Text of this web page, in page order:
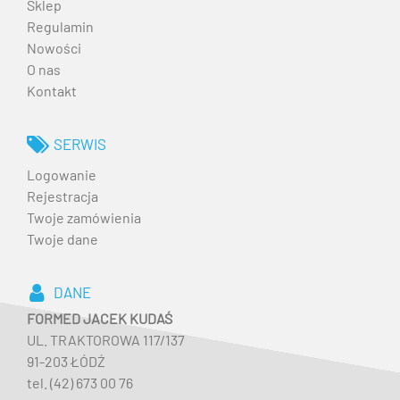
Sklep
Regulamin
Nowości
O nas
Kontakt
SERWIS
Logowanie
Rejestracja
Twoje zamówienia
Twoje dane
DANE
FORMED JACEK KUDAŚ
UL. TRAKTOROWA 117/137
91-203 ŁÓDŹ
tel. (42) 673 00 76